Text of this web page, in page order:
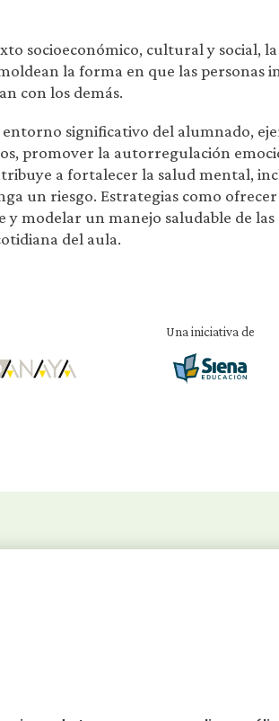
socioeconómico, cultural y social,
la forma en que las personas
con los demás.
significativo del alumnado,
promover la autorregulación
a fortalecer la salud mental,
un riesgo. Estrategias como
modelar un manejo saludable de las
del aula.
Una iniciativa de